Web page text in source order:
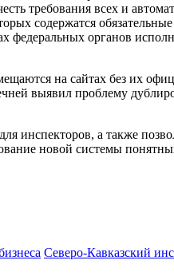
требования всех и
содержатся обязательные
федеральных органов
на сайтах без их
выявил проблему
инспекторов, а также
новой системы
Северо-Кавказский